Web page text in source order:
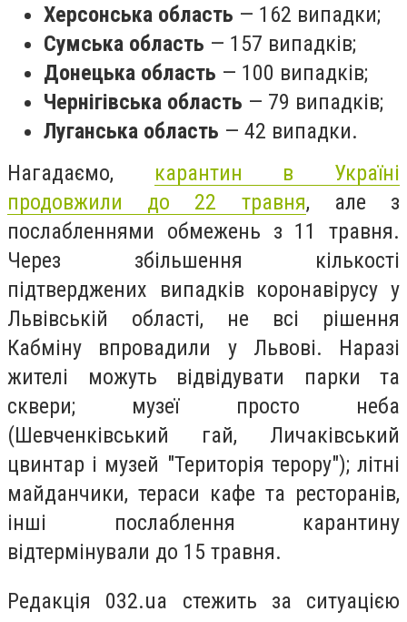
Херсонська область — 162 випадки;
Сумська область — 157 випадків;
Донецька область — 100 випадків;
Чернігівська область — 79 випадків;
Луганська область — 42 випадки.
Нагадаємо, карантин в Україні
продовжили до 22 травня, але з
послабленнями обмежень з 11 травня.
Через збільшення кількості
підтверджених випадків коронавірусу у
Львівській області, не всі рішення
Кабміну впровадили у Львові. Наразі
жителі можуть відвідувати парки та
сквери; музеї просто неба
(Шевченківський гай, Личаківський
цвинтар і музей "Територія терору"); літні
майданчики, тераси кафе та ресторанів,
інші послаблення карантину
відтермінували до 15 травня.
Редакція 032.ua стежить за ситуацією